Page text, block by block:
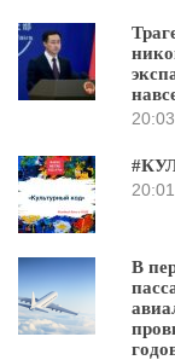
20:03
20:01
В